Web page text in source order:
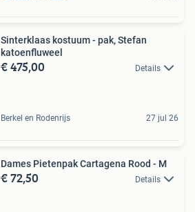
Sinterklaas kostuum - pak, Stefan
katoenfluweel
€ 475,00 Details
Berkel en Rodenrijs 27 jul 26
Dames Pietenpak Cartagena Rood - M
€ 72,50 Details